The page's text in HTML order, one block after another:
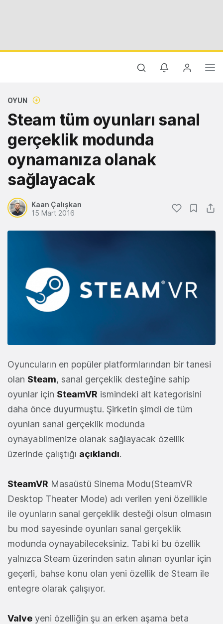
OYUN
Steam tüm oyunları sanal
gerçeklik modunda
oynamanıza olanak
sağlayacak
Kaan Çalışkan
15 Mart 2016
Oyuncuların en popüler platformlarından bir tanesi
olan Steam, sanal gerçeklik desteğine sahip
oyunlar için SteamVR ismindeki alt kategorisini
daha önce duyurmuştu. Şirketin şimdi de tüm
oyunları sanal gerçeklik modunda
oynayabilmenize olanak sağlayacak özellik
üzerinde çalıştığı açıklandı.
SteamVR Masaüstü Sinema Modu(SteamVR
Desktop Theater Mode) adı verilen yeni özellikle
ile oyunların sanal gerçeklik desteği olsun olmasın
bu mod sayesinde oyunları sanal gerçeklik
modunda oynayabileceksiniz. Tabi ki bu özellik
yalnızca Steam üzerinden satın alınan oyunlar için
geçerli, bahse konu olan yeni özellik de Steam ile
entegre olarak çalışıyor.
Valve yeni özelliğin şu an erken aşama beta